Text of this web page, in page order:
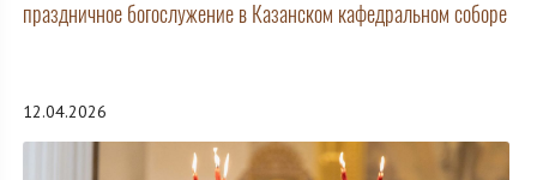
праздничное богослужение в Казанском кафедральном соборе
12.04.2026